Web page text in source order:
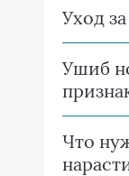
Уход
Ушиб
Что